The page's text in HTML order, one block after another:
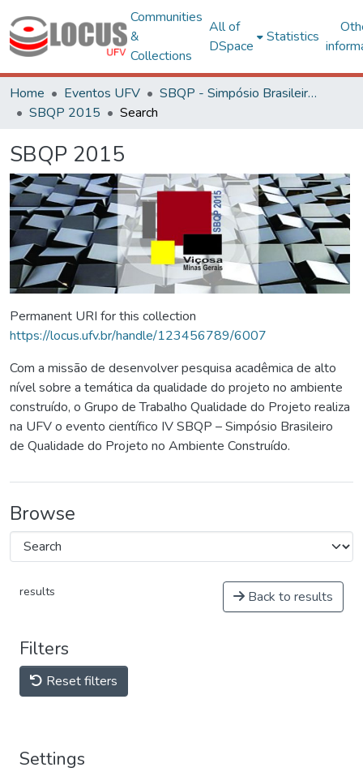
Communities
&
Collections
All of
DSpace
Statistics
Home Eventos UFV
SBQP - Simpósio Brasileiro de Qualidade do Projeto no Ambiente Construído
SBQP 2015
Search
SBQP 2015
Permanent URI for this collection
https://locus.ufv.br/handle/123456789/6007
Com a missão de desenvolver pesquisa acadêmica de alto
nível sobre a temática da qualidade do projeto no ambiente
construído, o Grupo de Trabalho Qualidade do Projeto realiza
na UFV o evento científico IV SBQP – Simpósio Brasileiro
de Qualidade do Projeto no Ambiente Construído.
Browse
results Back to results
Filters
Reset filters
Settings